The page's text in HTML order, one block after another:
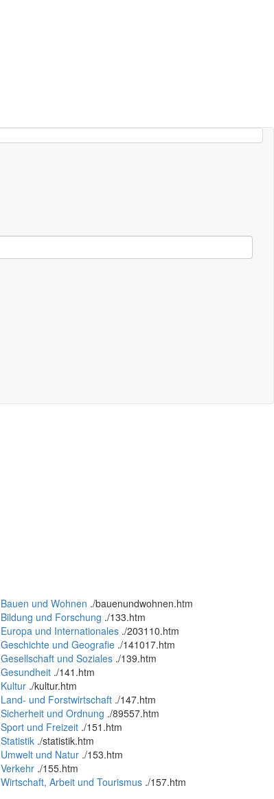
Bauen und Wohnen ./bauenundwohnen.htm
Bildung und Forschung ./133.htm
Europa und Internationales ./203110.htm
Geschichte und Geografie ./141017.htm
Gesellschaft und Soziales ./139.htm
Gesundheit ./141.htm
Kultur ./kultur.htm
Land- und Forstwirtschaft ./147.htm
Sicherheit und Ordnung ./89557.htm
Sport und Freizeit ./151.htm
Statistik ./statistik.htm
Umwelt und Natur ./153.htm
Verkehr ./155.htm
Wirtschaft, Arbeit und Tourismus ./157.htm